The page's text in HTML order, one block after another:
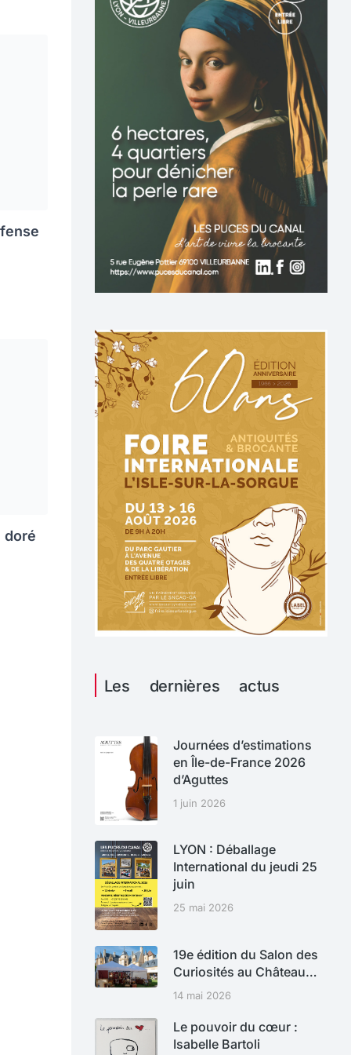
doré
Les dernières actus
Journées d’estimations
en Île-de-France 2026
d’Aguttes
1 juin 2026
LYON : Déballage
International du jeudi 25
juin
25 mai 2026
19e édition du Salon des
Curiosités au Château…
14 mai 2026
Le pouvoir du cœur :
Isabelle Bartoli